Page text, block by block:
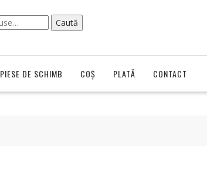
Caută
PIESE DE SCHIMB COȘ PLATĂ CONTACT